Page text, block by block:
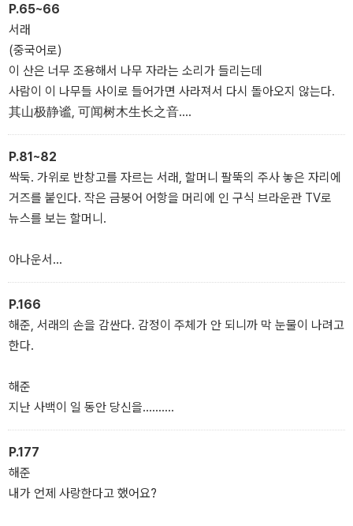
본을 상상할 수 있을 것이다.
물론 영화 속의 명대사들을 그대로 재확인하는 즐거움도 크다. '헤어
질 결심'은 이 ‘확인’의 즐거움이 각별한 작품이기도 하다. 독특한 분
위기를 풍기는 서래의 한국어 대사는 활자로 읽었을 때도 특별한 매
력을 풍기며, 해준의 대사 역시 단어 선정에 얼마나 공을 들였는지를
께 실려 있어 그 의미를 더 깊이 살펴볼 기회를 제공한다. 이렇게 영화
의 안과 밖을 충실히 담은 각본을 읽고 나면 '헤어질 결심'의 여운을
더욱 오랫동안 간직할 수 있을 것이다.
P.65~66
서래
(중국어로)
이 산은 너무 조용해서 나무 자라는 소리가 들리는데
사람이 이 나무들 사이로 들어가면 사라져서 다시 돌아오지 않는다.
其山极静谧, 可闻树木生长之音.
人若入此树林之中, 即消失, 永不归来.
P.81~82
싹둑. 가위로 반창고를 자르는 서래, 할머니 팔뚝의 주사 놓은 자리에
거즈를 붙인다. 작은 금붕어 어항을 머리에 인 구식 브라운관 TV로
뉴스를 보는 할머니.
아나운서
홍산오는 사귀던 여성 오 모 씨가 결혼하면서 연락을 끊자 이 년간 집
요하게 수소문한 끝에 기어코 찾아내 그 남편을 살해한 후 오 모 씨와
동거 생활을 해 온 것으로 확인됐습니다.
서래
끄덕이며 자기 말을 음미하는 서래, 덩달아 웃으며 끄덕이는 할머니.
P.166
해준, 서래의 손을 감싼다. 감정이 주체가 안 되니까 막 눈물이 나려고
한다.
해준
지난 사백이 일 동안 당신을…….
(갑자기 중단, 심호흡 몇 번 하면서 마음을 고쳐먹고)
……그렇다고 해서, 난 경찰이고 당신이 피의자란 사실이 변하는 건
아니에요.
(필사적인 의지로 서래의 손을 제 얼굴에서 떼어 낸다)
P.177
해준
내가 언제 사랑한다고 했어요?